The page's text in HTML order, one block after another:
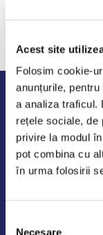
Acest site
Folosim cookie-
anunțurile,
a analiza traficul.
rețele sociale, de
privire la modul
pot combina cu
în urma folosirii
Necesare
Program
Luni - Vineri:
Sambata -